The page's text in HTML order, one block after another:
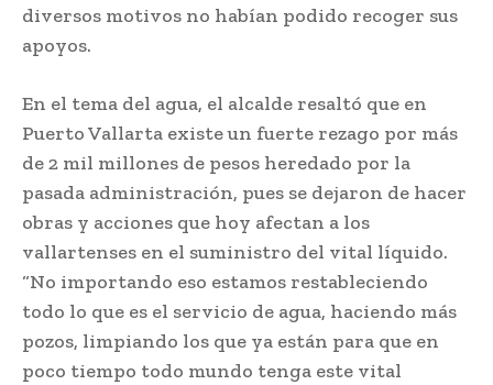
diversos motivos no habían podido recoger sus
apoyos.
En el tema del agua, el alcalde resaltó que en
Puerto Vallarta existe un fuerte rezago por más
de 2 mil millones de pesos heredado por la
pasada administración, pues se dejaron de hacer
obras y acciones que hoy afectan a los
vallartenses en el suministro del vital líquido.
“No importando eso estamos restableciendo
todo lo que es el servicio de agua, haciendo más
pozos, limpiando los que ya están para que en
poco tiempo todo mundo tenga este vital